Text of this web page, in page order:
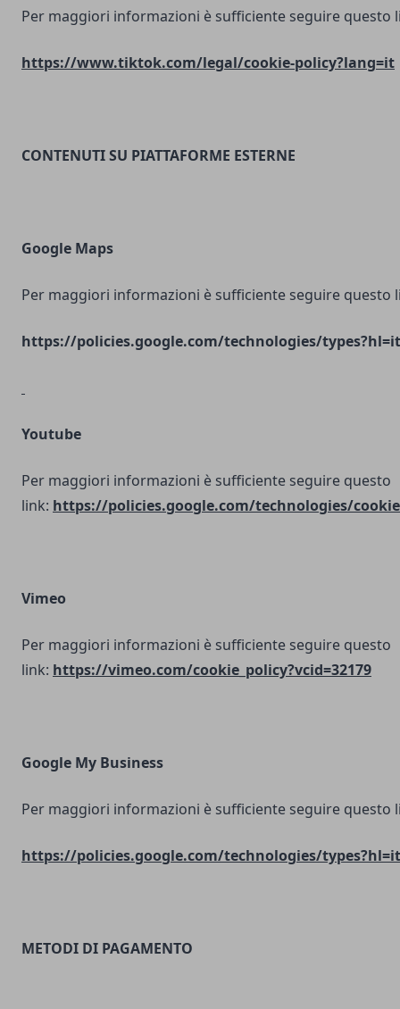
Per maggiori informazioni è sufficiente seguire questo
https://www.tiktok.com/legal/cookie-policy?lang=it
CONTENUTI SU PIATTAFORME ESTERNE
Google Maps
Per maggiori informazioni è sufficiente seguire questo
https://policies.google.com/technologies/types?hl=it
Youtube
Per maggiori informazioni è sufficiente seguire questo
link: https://policies.google.com/technologies/
Vimeo
Per maggiori informazioni è sufficiente seguire questo
link: https://vimeo.com/cookie_policy?vcid=32179
Google My Business
Per maggiori informazioni è sufficiente seguire questo
https://policies.google.com/technologies/types?hl=it
METODI DI PAGAMENTO